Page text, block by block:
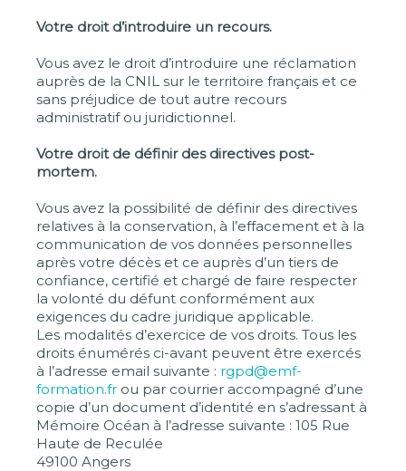
Votre droit d’introduire un recours.
Vous avez le droit d’introduire une réclamation
auprès de la CNIL sur le territoire français et ce
sans préjudice de tout autre recours
administratif ou juridictionnel.
Votre droit de définir des directives post-
mortem.
Vous avez la possibilité de définir des directives
relatives à la conservation, à l’effacement et à la
communication de vos données personnelles
après votre décès et ce auprès d’un tiers de
confiance, certifié et chargé de faire respecter
la volonté du défunt conformément aux
exigences du cadre juridique applicable.
Les modalités d’exercice de vos droits. Tous les
droits énumérés ci-avant peuvent être exercés
à l’adresse email suivante : rgpd@emf-
formation.fr ou par courrier accompagné d’une
copie d’un document d’identité en s’adressant à
Mémoire Océan à l’adresse suivante : 105 Rue
Haute de Reculée
49100 Angers